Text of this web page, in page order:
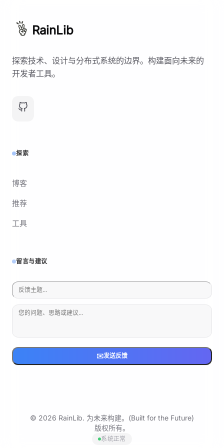
RainLib
探索技术、设计与分布式系统的边界。构建面向未来的
开发者工具。
探索
博客
推荐
工具
留言与建议
✉️发送反馈
© 2026 RainLib. 为未来构建。(Built for the Future)
版权所有。
系统正常